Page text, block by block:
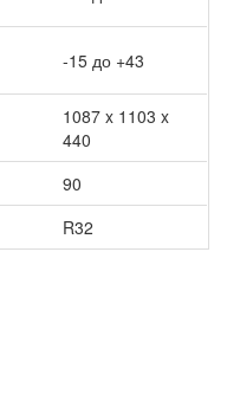
579.00 €
729.00 €
-15 до +43
1087 x 1103 x
440
90
R32